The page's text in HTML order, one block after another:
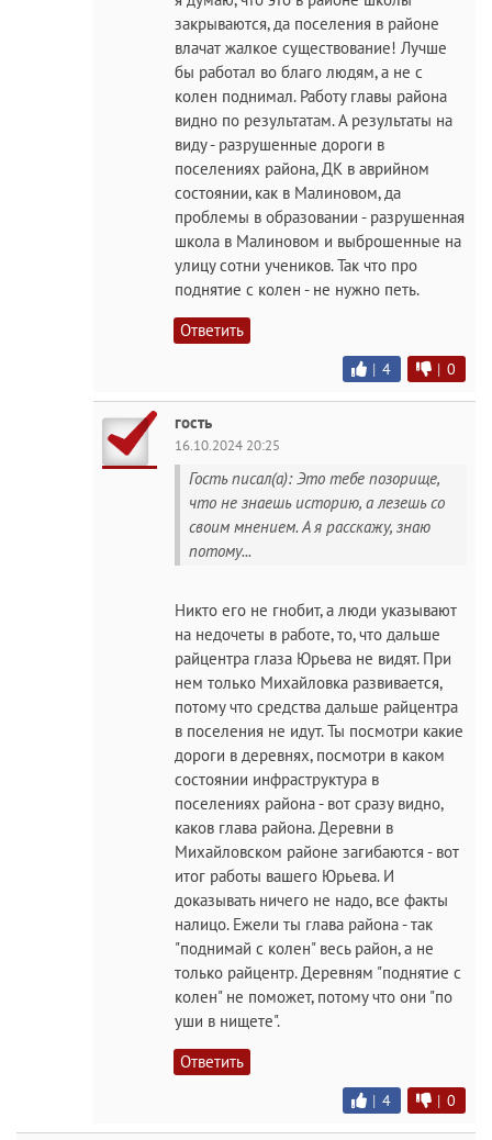
закрываются, да поселения в районе
влачат жалкое существование! Лучше
бы работал во благо людям, а не с
колен поднимал. Работу главы района
видно по результатам. А результаты на
виду - разрушенные дороги в
поселениях района, ДК в аврийном
состоянии, как в Малиновом, да
проблемы в образовании - разрушенная
школа в Малиновом и выброшенные на
улицу сотни учеников. Так что про
поднятие с колен - не нужно петь.
Ответить
| 4 | 0
гость
16.10.2024 20:25
Гость писал(а): Это тебе позорище,
что не знаешь историю, а лезешь со
своим мнением. А я расскажу, знаю
потому...
Никто его не гнобит, а люди указывают
на недочеты в работе, то, что дальше
райцентра глаза Юрьева не видят. При
нем только Михайловка развивается,
потому что средства дальше райцентра
в поселения не идут. Ты посмотри какие
дороги в деревнях, посмотри в каком
состоянии инфраструктура в
поселениях района - вот сразу видно,
каков глава района. Деревни в
Михайловском районе загибаются - вот
итог работы вашего Юрьева. И
доказывать ничего не надо, все факты
налицо. Ежели ты глава района - так
"поднимай с колен" весь район, а не
только райцентр. Деревням "поднятие с
колен" не поможет, потому что они "по
уши в нищете".
Ответить
| 4 | 0